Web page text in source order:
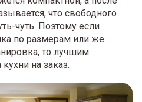
что свободного
чуть. Поэтому если
по размерам или же
то лучшим
на заказ.